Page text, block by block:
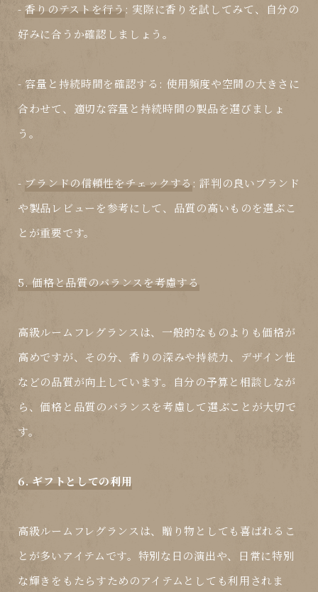
-香りのテストを行う : 実際に香りを試してみて、自分の
好みに合うか確認しましょう。
- 容量と持続時間を確認する : 使用頻度や空間の大きさに
合わせて、適切な容量と持続時間の製品を選びましょ
う。
- ブランドの信頼性をチェックする : 評判の良いブランド
や製品レビューを参考にして、品質の高いものを選ぶこ
とが重要です。
5. 価格と品質のバランスを考慮する
高級ルームフレグランスは、一般的なものよりも価格が
高めですが、その分、香りの深みや持続力、デザイン性
などの品質が向上しています。自分の予算と相談しなが
ら、価格と品質のバランスを考慮して選ぶことが大切で
す。
6. ギフトとしての利用
高級ルームフレグランスは、贈り物としても喜ばれるこ
とが多いアイテムです。特別な日の演出や、日常に特別
な輝きをもたらすためのアイテムとしても利用されま